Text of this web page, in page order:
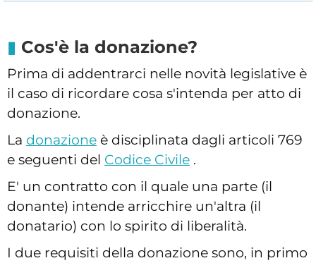
Cos'è la donazione?
Prima di addentrarci nelle novità legislative è
il caso di ricordare cosa s'intenda per atto di
donazione.
La donazione è disciplinata dagli articoli 769
e seguenti del Codice Civile .
E' un contratto con il quale una parte (il
donante) intende arricchire un'altra (il
donatario) con lo spirito di liberalità.
I due requisiti della donazione sono, in primo